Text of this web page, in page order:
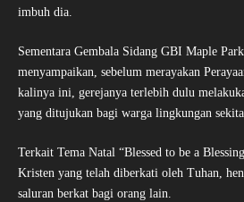
imbuh dia.
Sementara Gembala Sidang GBI Maple
menyampaikan, sebelum merayakan
kalinya ini, gerejanya terlebih dulu
yang ditujukan bagi warga lingkungan
Terkait Tema Natal “Blessed to be a
Kristen yang telah diberkati oleh Tuhan,
saluran berkat bagi orang lain.